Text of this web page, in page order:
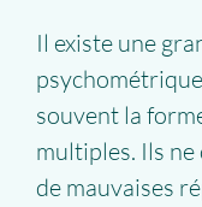
Il existe une
souvent la
multiples. Ils
de mauvaises